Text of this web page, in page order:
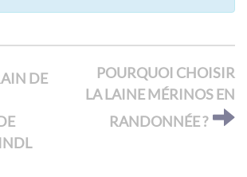
DE
POURQUOI CHOISIR
LA LAINE MÉRINOS EN
RANDONNÉE ?